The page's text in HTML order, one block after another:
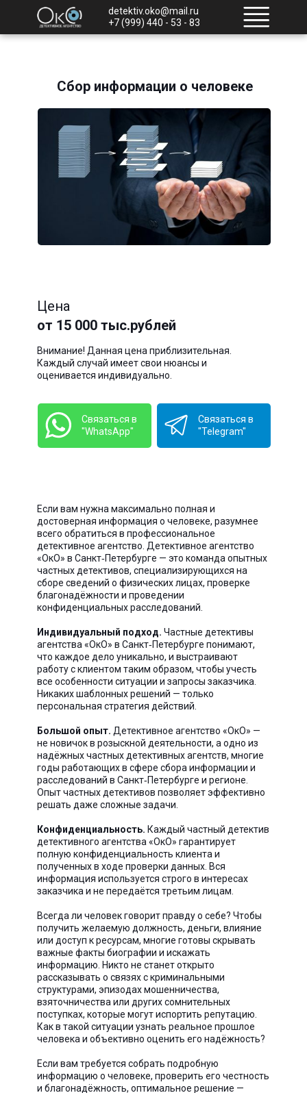
detektiv.oko@mail.ru
+7 (999) 440 - 53 - 83
Сбор информации о человеке
Цена
от 15 000 тыс.рублей
Внимание! Данная цена приблизительная.
Каждый случай имеет свои нюансы и
оценивается индивидуально.
Связаться в
"WhatsApp"
Связаться в
"Telegram"
Если вам нужна максимально полная и
достоверная информация о человеке, разумнее
всего обратиться в профессиональное
детективное агентство. Детективное агентство
«ОкО» в Санкт‑Петербурге — это команда опытных
частных детективов, специализирующихся на
сборе сведений о физических лицах, проверке
благонадёжности и проведении
конфиденциальных расследований.
Индивидуальный подход. Частные детективы
агентства «ОкО» в Санкт‑Петербурге понимают,
что каждое дело уникально, и выстраивают
работу с клиентом таким образом, чтобы учесть
все особенности ситуации и запросы заказчика.
Никаких шаблонных решений — только
персональная стратегия действий.
Большой опыт. Детективное агентство «ОкО» —
не новичок в розыскной деятельности, а одно из
надёжных частных детективных агентств, многие
годы работающих в сфере сбора информации и
расследований в Санкт‑Петербурге и регионе.
Опыт частных детективов позволяет эффективно
решать даже сложные задачи.
Конфиденциальность. Каждый частный детектив
детективного агентства «ОкО» гарантирует
полную конфиденциальность клиента и
полученных в ходе проверки данных. Вся
информация используется строго в интересах
заказчика и не передаётся третьим лицам.
Всегда ли человек говорит правду о себе? Чтобы
получить желаемую должность, деньги, влияние
или доступ к ресурсам, многие готовы скрывать
важные факты биографии и искажать
информацию. Никто не станет открыто
рассказывать о связях с криминальными
структурами, эпизодах мошенничества,
взяточничества или других сомнительных
поступках, которые могут испортить репутацию.
Как в такой ситуации узнать реальное прошлое
человека и объективно оценить его надёжность?
Если вам требуется собрать подробную
информацию о человеке, проверить его честность
и благонадёжность, оптимальное решение —